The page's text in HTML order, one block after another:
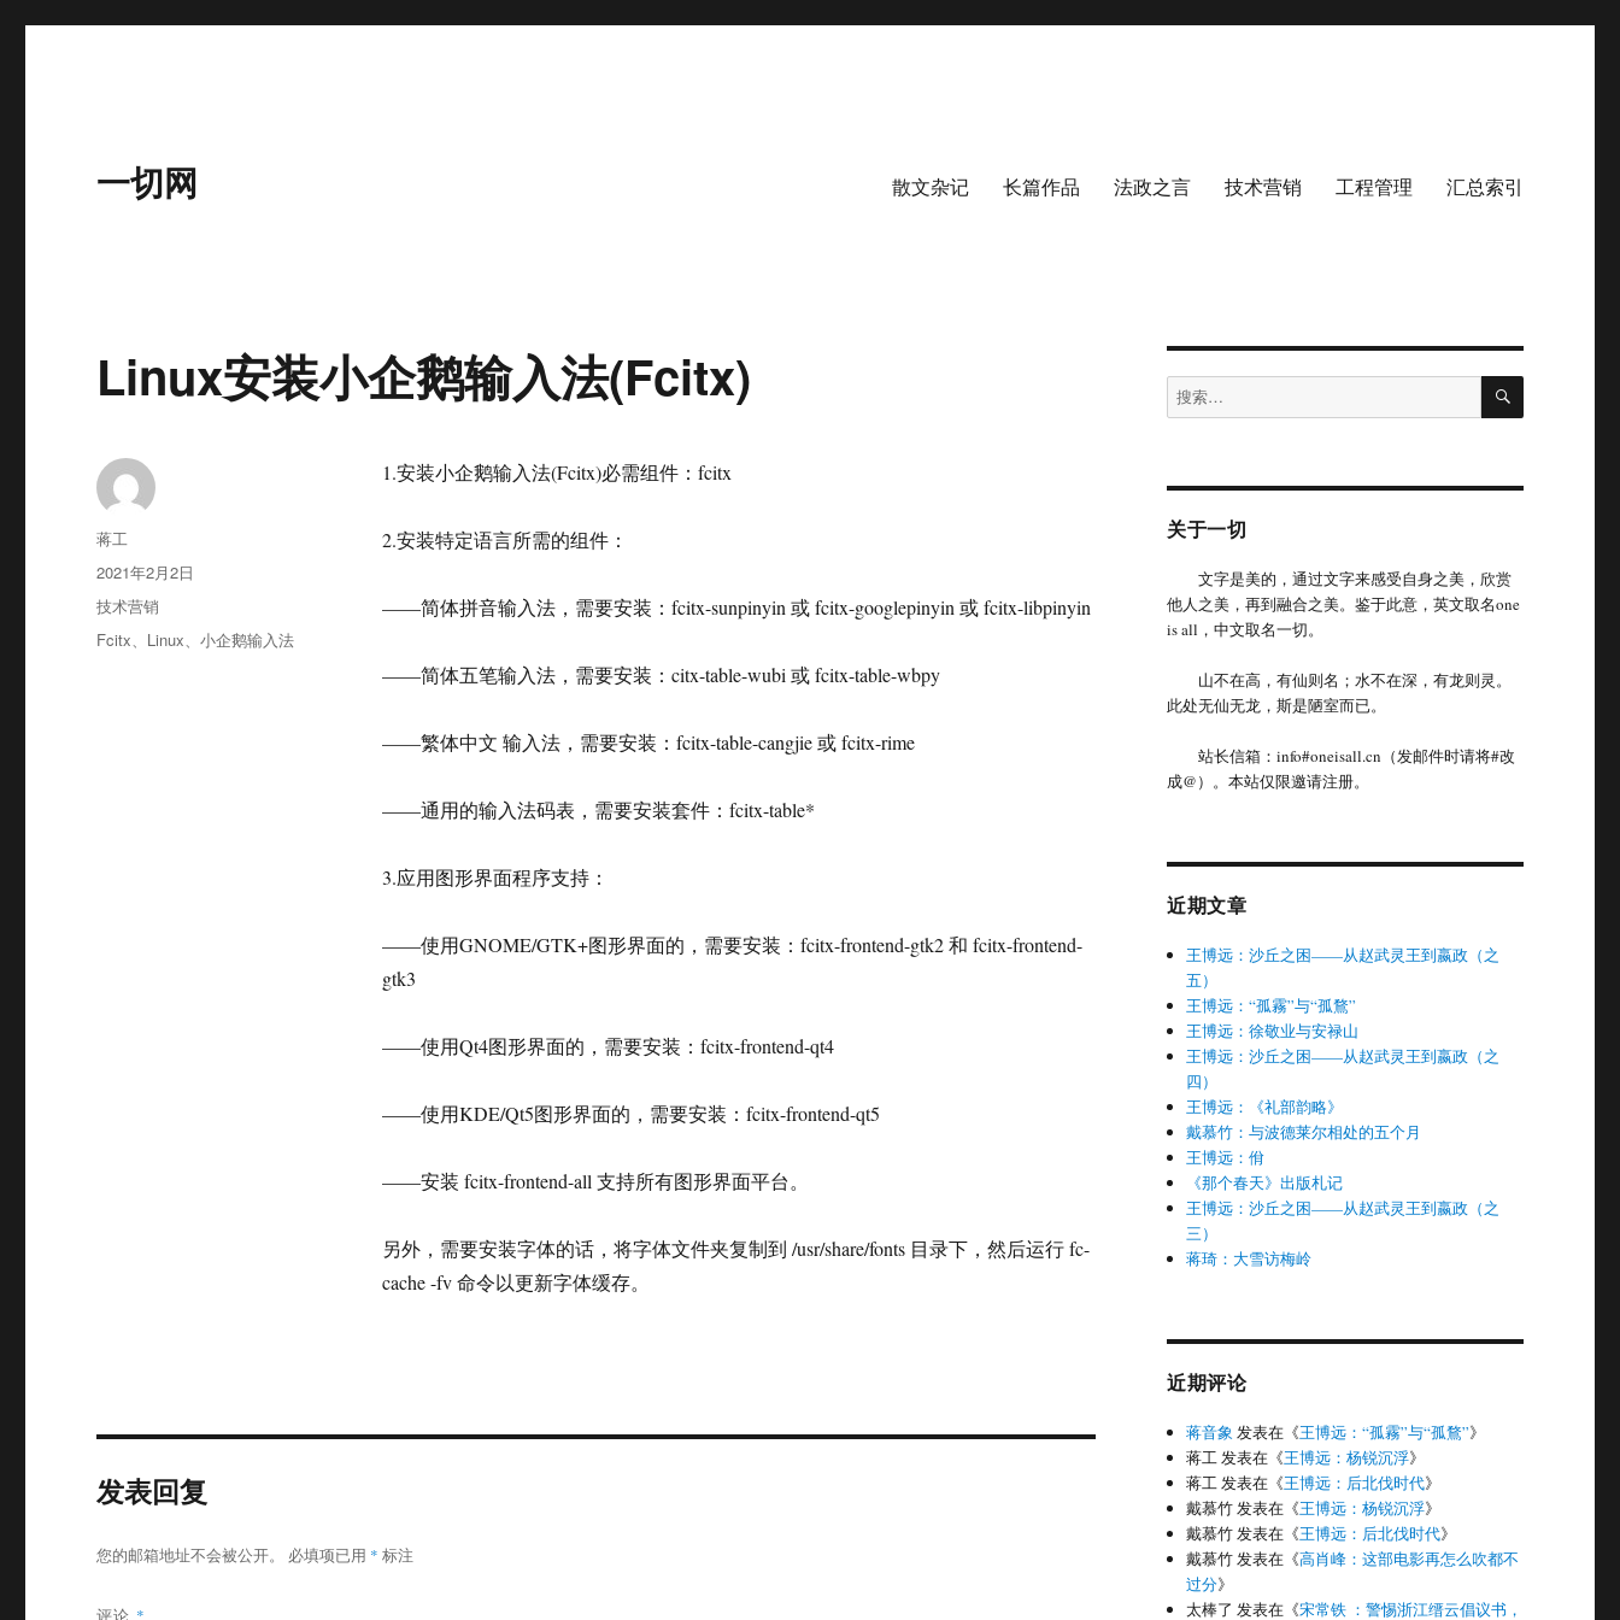
一切网 散文杂记 长篇作品 法政之言 技术营销 工程管理 汇总索引
Linux安装小企鹅输入法(Fcitx)
1.安装小企鹅输入法(Fcitx)必需组件：fcitx
2.安装特定语言所需的组件：
——简体拼音输入法，需要安装：fcitx-sunpinyin 或 fcitx-googlepinyin 或 fcitx-libpinyin
——简体五笔输入法，需要安装：citx-table-wubi 或 fcitx-table-wbpy
——繁体中文 输入法，需要安装：fcitx-table-cangjie 或 fcitx-rime
——通用的输入法码表，需要安装套件：fcitx-table*
3.应用图形界面程序支持：
——使用GNOME/GTK+图形界面的，需要安装：fcitx-frontend-gtk2 和 fcitx-frontend-
gtk3
——使用Qt4图形界面的，需要安装：fcitx-frontend-qt4
——使用KDE/Qt5图形界面的，需要安装：fcitx-frontend-qt5
——安装 fcitx-frontend-all 支持所有图形界面平台。
另外，需要安装字体的话，将字体文件夹复制到 /usr/share/fonts 目录下，然后运行 fc-
cache -fv 命令以更新字体缓存。
作
者
蒋工
发
布
于
2021年2月2日
分
类
技术营销
标
Fcitx、 Linux、小企鹅输入法
发表回复
您的邮箱地址不会被公开。 必填项已用 * 标注
评论 *
搜
索：
搜
关于一切
文字是美的，通过文字来感受自身之美，欣赏
他人之美，再到融合之美。鉴于此意，英文取名one
is all，中文取名一切。
山不在高，有仙则名；水不在深，有龙则灵。
此处无仙无龙，斯是陋室而已。
站长信箱：info#oneisall.cn（发邮件时请将#改
成@）。本站仅限邀请注册。
近期文章
王博远：沙丘之困——从赵武灵王到嬴政（之
五）
王博远：“孤霧”与“孤鶩”
王博远：徐敬业与安禄山
王博远：沙丘之困——从赵武灵王到嬴政（之
四）
王博远：《礼部韵略》
戴慕竹：与波德莱尔相处的五个月
王博远：佾
《那个春天》出版札记
王博远：沙丘之困——从赵武灵王到嬴政（之
三）
蒋琦：大雪访梅岭
近期评论
蒋音象 发表在《王博远：“孤霧”与“孤鶩”》
蒋工发表在《王博远：杨锐沉浮》
蒋工发表在《王博远：后北伐时代》
戴慕竹发表在《王博远：杨锐沉浮》
戴慕竹发表在《王博远：后北伐时代》
戴慕竹发表在《高肖峰：这部电影再怎么吹都不
过分》
太棒了 发表在《宋常铁 ：警惕浙江缙云倡议书，